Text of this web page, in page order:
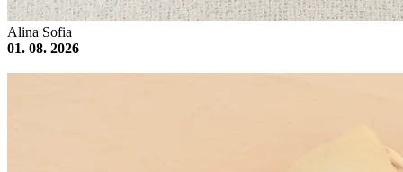
Alina Sofia
01. 08. 2026